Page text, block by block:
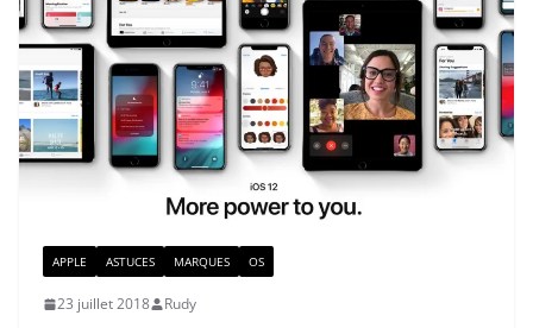
APPLE ASTUCES MARQUES OS
23 juillet 2018 Rudy